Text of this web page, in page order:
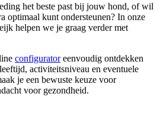
het beste past bij jouw hond, of wil
optimaal kunt ondersteunen? In onze
helpen we je graag verder met
configuratoreenvoudig ontdekken
activiteitsniveau en eventuele
je een bewuste keuze voor
voor gezondheid.